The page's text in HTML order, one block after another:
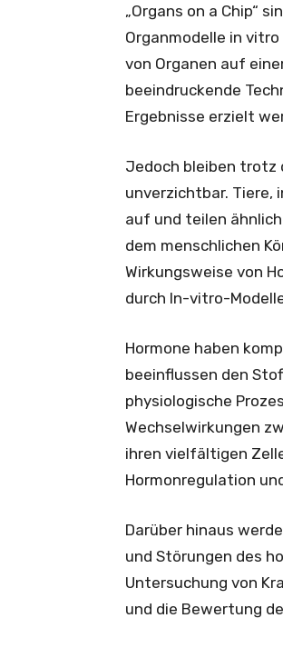
„Organs on a Chip“
Organmodelle in
von Organen auf
beeindruckende
Ergebnisse erzielt
Jedoch bleiben trotz
unverzichtbar. Tiere,
auf und teilen
dem menschlichen
Wirkungsweise von
durch In-vitro-
Hormone haben
beeinflussen den
physiologische
Wechselwirkungen
ihren vielfältigen
Hormonregulation
Darüber hinaus
und Störungen des
Untersuchung von
und die Bewertung